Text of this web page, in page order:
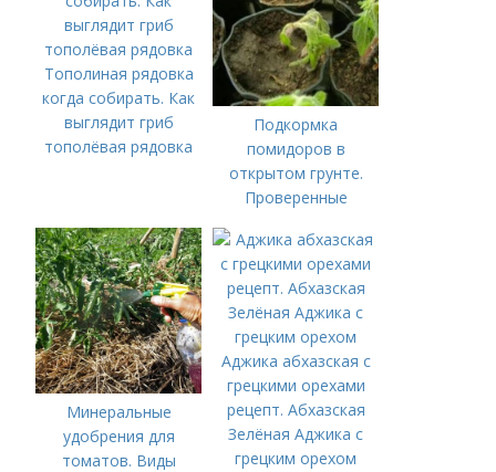
Тополиная рядовка
когда собирать. Как
выглядит гриб
тополёвая рядовка
Подкормка
помидоров в
открытом грунте.
Проверенные
минеральные
удобрения
Минеральные
удобрения для
томатов. Виды
Аджика абхазская с
грецкими орехами
рецепт. Абхазская
Зелёная Аджика с
грецким орехом